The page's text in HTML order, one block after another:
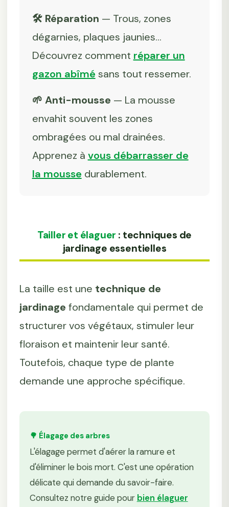
🛠️ Réparation — Trous, zones
dégarnies, plaques jaunies...
Découvrez comment réparer un
gazon abîmé sans tout ressemer.
🌱 Anti-mousse — La mousse
envahit souvent les zones
ombragées ou mal drainées.
Apprenez à vous débarrasser de
la mousse durablement.
Tailler et élaguer : techniques de
jardinage essentielles
La taille est une technique de
jardinage fondamentale qui permet de
structurer vos végétaux, stimuler leur
floraison et maintenir leur santé.
Toutefois, chaque type de plante
demande une approche spécifique.
🌳 Élagage des arbres
L'élagage permet d'aérer la ramure et
d'éliminer le bois mort. C'est une opération
délicate qui demande du savoir-faire.
Consultez notre guide pour bien élaguer